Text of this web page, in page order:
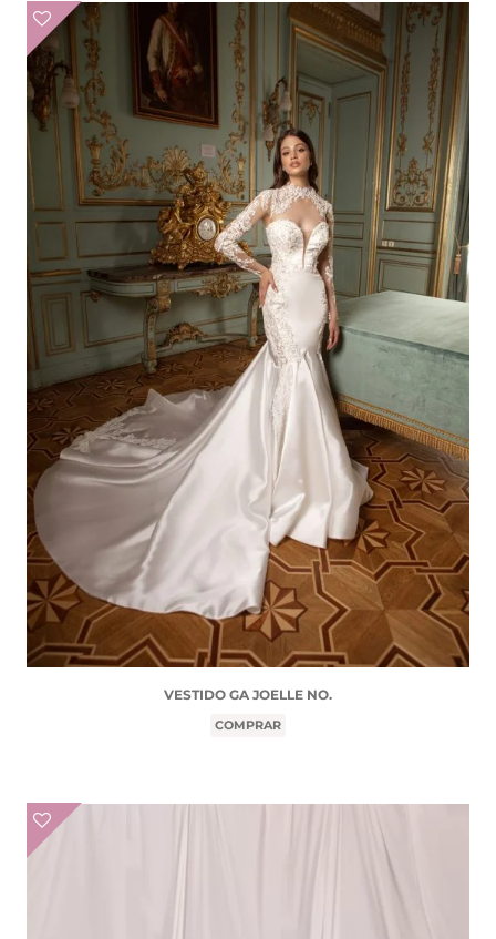
VESTIDO GA JOELLE NO.
COMPRAR